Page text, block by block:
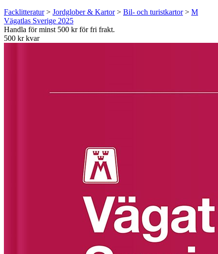
Facklitteratur> Jordglober & Kartor> Bil- och turistkartor> M
Vägatlas Sverige 2025
Handla för minst 500 kr för fri frakt.
500 kr kvar